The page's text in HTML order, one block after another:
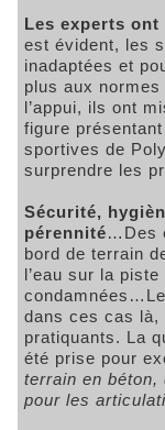
Les experts
est évident, les
inadaptées et
plus aux
l’appui, ils ont
figure
sportives de
surprendre les
Sécurité,
pérennité…Des
bord de terrain
l’eau sur la
dans ces cas là,
pratiquants. La
été prise pour
terrain en
pour les